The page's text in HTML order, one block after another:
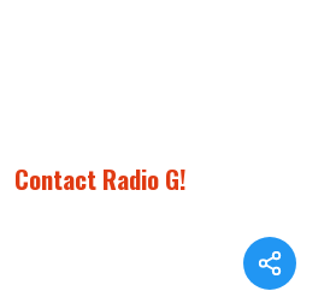
Contact Radio G!